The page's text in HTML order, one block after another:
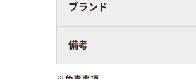
ブランド
備考